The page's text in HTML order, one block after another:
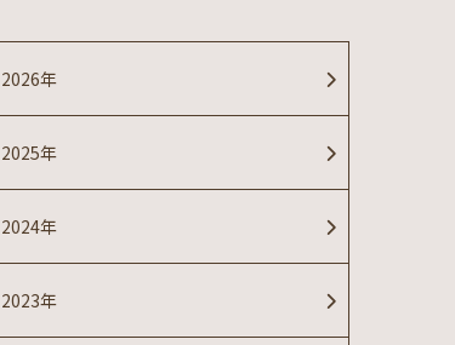
2026年
2025年
2024年
2023年